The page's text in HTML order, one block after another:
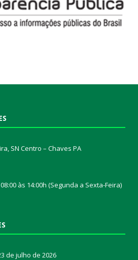
SN Centro – Chaves PA
às 14:00h (Segunda a Sexta-Feira)
de julho de 2026